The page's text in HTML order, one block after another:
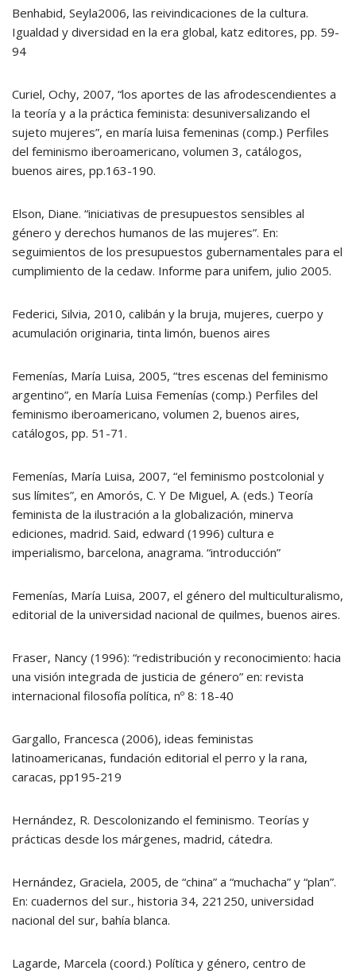
Benhabid, Seyla2006, las reivindicaciones de la cultura.
Igualdad y diversidad en la era global, katz editores, pp. 59-
94
Curiel, Ochy, 2007, “los aportes de las afrodescendientes a
la teoría y a la práctica feminista: desuniversalizando el
sujeto mujeres”, en maría luisa femeninas (comp.) Perfiles
del feminismo iberoamericano, volumen 3, catálogos,
buenos aires, pp.163-190.
Elson, Diane. “iniciativas de presupuestos sensibles al
género y derechos humanos de las mujeres”. En:
seguimientos de los presupuestos gubernamentales para el
cumplimiento de la cedaw. Informe para unifem, julio 2005.
Federici, Silvia, 2010, calibán y la bruja, mujeres, cuerpo y
acumulación originaria, tinta limón, buenos aires
Femenías, María Luisa, 2005, “tres escenas del feminismo
argentino”, en María Luisa Femenías (comp.) Perfiles del
feminismo iberoamericano, volumen 2, buenos aires,
catálogos, pp. 51-71.
Femenías, María Luisa, 2007, “el feminismo postcolonial y
sus límites”, en Amorós, C. Y De Miguel, A. (eds.) Teoría
feminista de la ilustración a la globalización, minerva
ediciones, madrid. Said, edward (1996) cultura e
imperialismo, barcelona, anagrama. “introducción”
Femenías, María Luisa, 2007, el género del multiculturalismo,
editorial de la universidad nacional de quilmes, buenos aires.
Fraser, Nancy (1996): “redistribución y reconocimiento: hacia
una visión integrada de justicia de género” en: revista
internacional filosofía política, nº 8: 18-40
Gargallo, Francesca (2006), ideas feministas
latinoamericanas, fundación editorial el perro y la rana,
caracas, pp195-219
Hernández, R. Descolonizando el feminismo. Teorías y
prácticas desde los márgenes, madrid, cátedra.
Hernández, Graciela, 2005, de “china” a “muchacha” y “plan”.
En: cuadernos del sur., historia 34, 221250, universidad
nacional del sur, bahía blanca.
Lagarde, Marcela (coord.) Política y género, centro de